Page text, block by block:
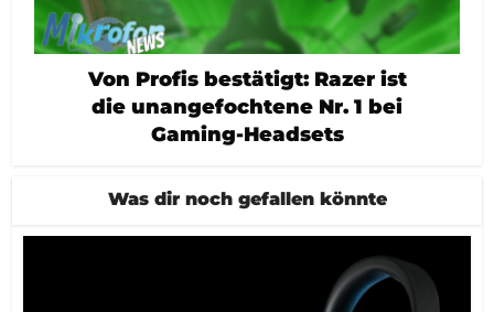
Von Profis bestätigt: Razer ist
die unangefochtene Nr. 1 bei
Gaming-Headsets
Was dir noch gefallen könnte